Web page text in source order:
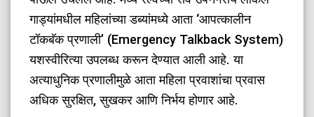
गाड्यांमधील महिलांच्या डब्यांमध्ये आता ‘आपत्कालीन
टॉकबॅक प्रणाली’ (Emergency Talkback System)
यशस्वीरित्या उपलब्ध करून देण्यात आली आहे. या
अत्याधुनिक प्रणालीमुळे आता महिला प्रवाशांचा प्रवास
अधिक सुरक्षित, सुखकर आणि निर्भय होणार आहे.